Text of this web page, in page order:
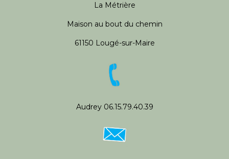
La Métrière
Maison au bout du chemin
61150 Lougé-sur-Maire
Audrey 06.15.79.40.39